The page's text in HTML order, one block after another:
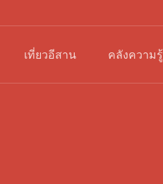
เที่ยวอีสาน คลังความรู้